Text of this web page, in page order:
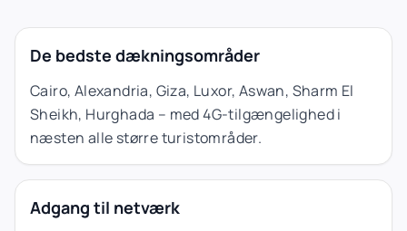
De bedste dækningsområder
Cairo, Alexandria, Giza, Luxor, Aswan, Sharm El
Sheikh, Hurghada – med 4G-tilgængelighed i
næsten alle større turistområder.
Adgang til netværk